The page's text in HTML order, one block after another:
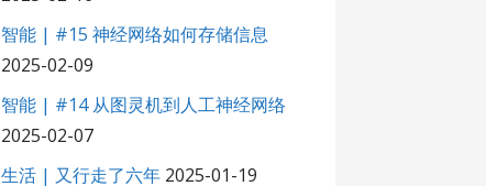
智能 | #15 神经网络如何存储信息
2025-02-09
智能 | #14 从图灵机到人工神经网络
2025-02-07
生活 | 又行走了六年 2025-01-19